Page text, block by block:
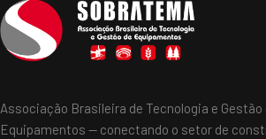
Associação Brasileira de Tecnologia e Gestão
Equipamentos — conectando o setor de